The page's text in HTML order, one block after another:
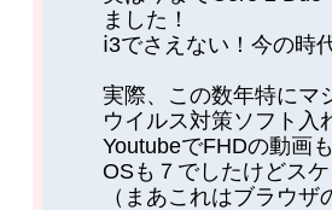
ました！
ⅰ3でさえない！今の時
実際、この数年特にマ
ウイルス対策ソフト入
YoutubeでFHDの動画
OSも７でしたけどス
（まあこれはブラウ